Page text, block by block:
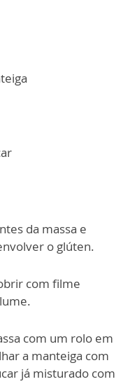
da massa e
o glúten.
com filme
com um rolo em
a manteiga com
já misturado com